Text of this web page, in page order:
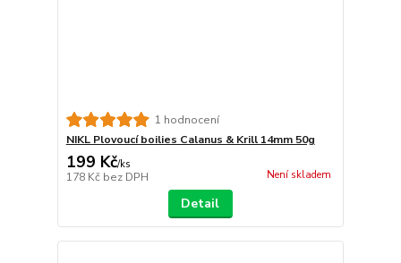
1 hodnocení
NIKL Plovoucí boilies Calanus & Krill 14mm 50g
199 Kč/ks
178 Kč bez DPH Není skladem
Detail